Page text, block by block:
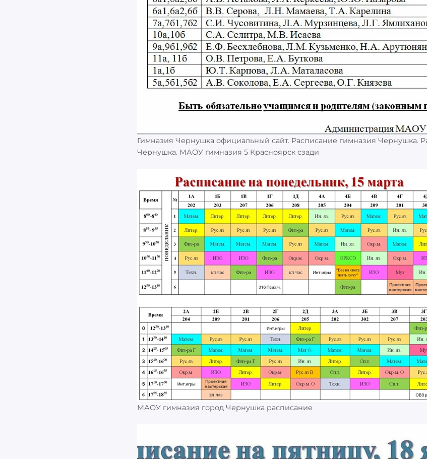
Гимназия Чернушка официальный сайт. Расписание гимназия Чернушка.
Чернушка. МАОУ гимназия 5 Красноярск сзади
МАОУ гимназия город Чернушка расписание